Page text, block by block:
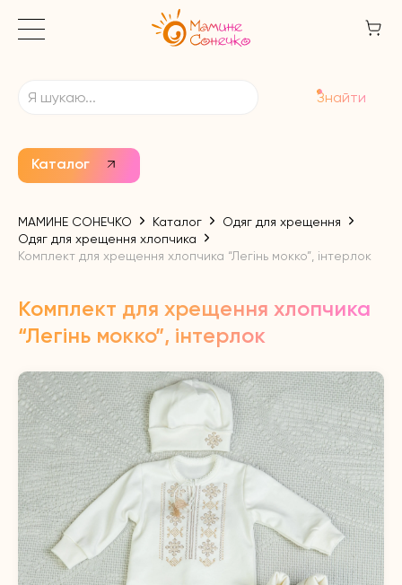
Каталог
Знайти
МАМИНЕ СОНЕЧКО Каталог
Одяг для хрещення
Одяг для хрещення хлопчика
Комплект для хрещення хлопчика “Легінь мокко”, інтерлок
Комплект для хрещення хлопчика
“Легінь мокко”, інтерлок